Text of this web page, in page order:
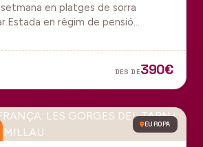
en platges de sorra
en règim de pensió
DES DE390€
EUROPA